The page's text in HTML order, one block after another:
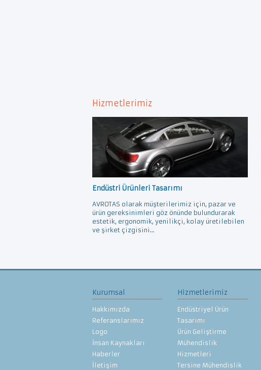
Hizmetlerimiz
Endüstri Ürünleri Tasarımı
AVROTAS olarak müşterilerimiz için, pazar ve
ürün gereksinimleri göz önünde bulundurarak
estetik, ergonomik, yenilikçi, kolay üretilebilen
ve şirket çizgisini...
Kurumsal
Hakkımızda
Referanslarımız
Logo
İnsan Kaynakları
Haberler
İletişim
Hizmetlerimiz
Endüstriyel Ürün
Tasarımı
Ürün Geliştirme
Mühendislik
Hizmetleri
Tersine Mühendislik